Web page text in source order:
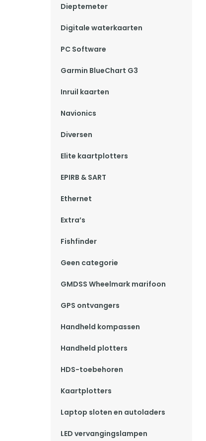
Dieptemeter
Digitale waterkaarten
PC Software
Garmin BlueChart G3
Inruil kaarten
Navionics
Diversen
Elite kaartplotters
EPIRB & SART
Ethernet
Extra’s
Fishfinder
Geen categorie
GMDSS Wheelmark marifoon
GPS ontvangers
Handheld kompassen
Handheld plotters
HDS-toebehoren
Kaartplotters
Laptop sloten en autoladers
LED vervangingslampen